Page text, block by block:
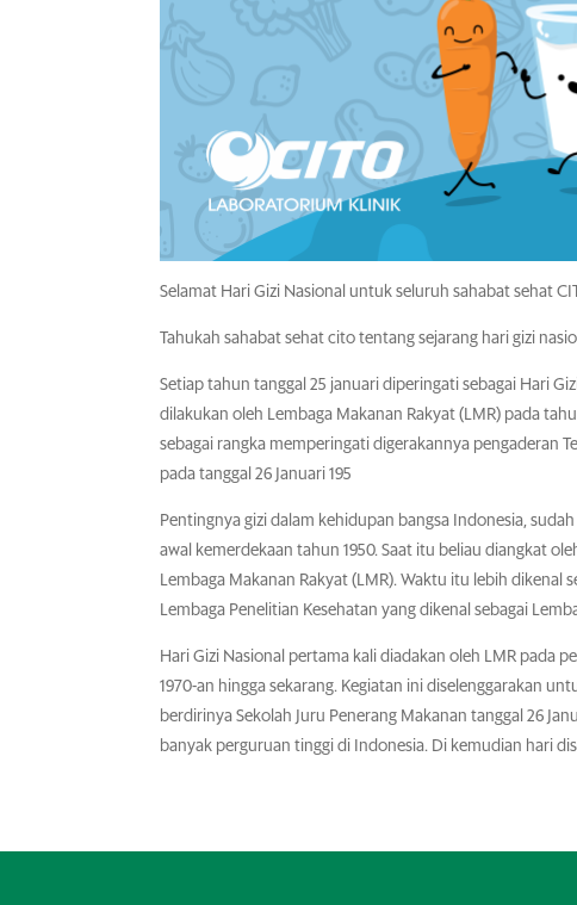
Selamat Hari Gizi Nasional untuk seluruh sahabat sehat
Tahukah sahabat sehat cito tentang sejarang hari gizi
Setiap tahun tanggal 25 januari diperingati sebagai Hari
dilakukan oleh Lembaga Makanan Rakyat (LMR) pada
sebagai rangka memperingati digerakannya pengaderan
pada tanggal 26 Januari 195
Pentingnya gizi dalam kehidupan bangsa Indonesia,
awal kemerdekaan tahun 1950. Saat itu beliau diangkat
Lembaga Makanan Rakyat (LMR). Waktu itu lebih
Lembaga Penelitian Kesehatan yang dikenal sebagai
Hari Gizi Nasional pertama kali diadakan oleh LMR pada
1970-an hingga sekarang. Kegiatan ini diselenggarakan
berdirinya Sekolah Juru Penerang Makanan tanggal 26
banyak perguruan tinggi di Indonesia. Di kemudian hari